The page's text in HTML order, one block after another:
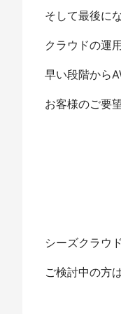
そして最後に
クラウドの運
早い段階から
お客様のご要
シーズクラウ
ご検討中の方